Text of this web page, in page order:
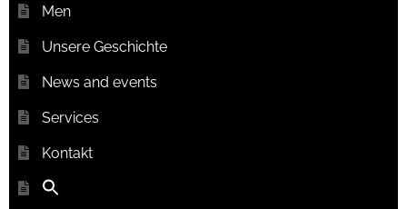
Men
Unsere Geschichte
News and events
Services
Kontakt